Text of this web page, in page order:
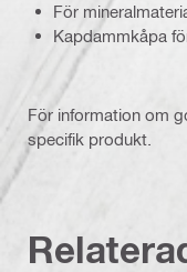
För
Kapdammkåpa
För information om
specifik produkt.